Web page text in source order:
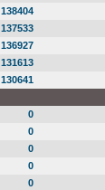
138404
137533
136927
131613
130641
0
0
0
0
0